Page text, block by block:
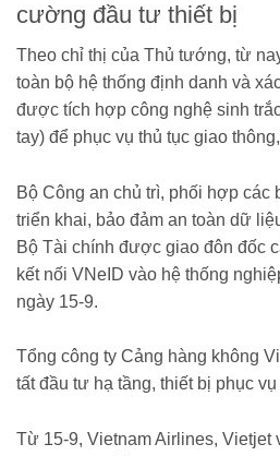
cường đầu tư thiết bị
Theo chỉ thị của Thủ tướng, từ
toàn bộ hệ thống định danh và
được tích hợp công nghệ sinh
tay) để phục vụ thủ tục giao
Bộ Công an chủ trì, phối hợp các
triển khai, bảo đảm an toàn dữ
Bộ Tài chính được giao đôn đốc
kết nối VNeID vào hệ thống
ngày 15-9.
Tổng công ty Cảng hàng không
tất đầu tư hạ tầng, thiết bị phục
Từ 15-9, Vietnam Airlines, Vietjet